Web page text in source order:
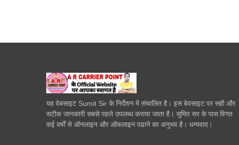
यह वेबसाइट Sumit Sir के निर्देशन में संचालित है। इस बेवसाइट पर सही और
सटीक जानकारी सबसे पहले उपलब्ध कराया जाता है। सुमित सर के पास विगत
कई वर्षों से ऑनलाइन और ऑफलाइन पढाने का अनुभव है। धन्यवाद।